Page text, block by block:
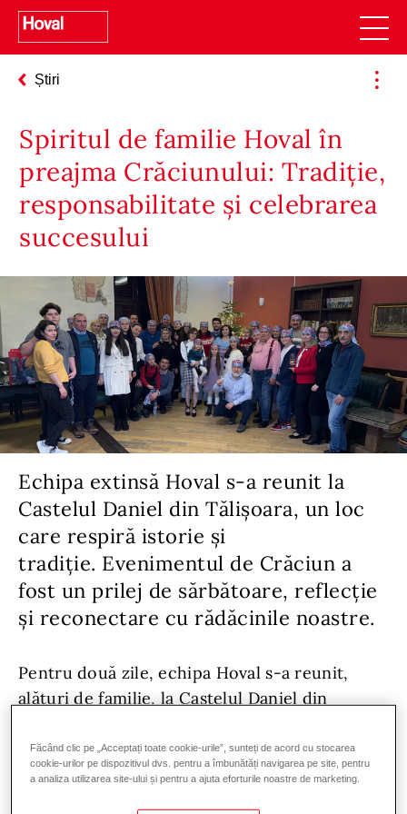
Știri
Spiritul de familie Hoval în
preajma Crăciunului: Tradiție,
responsabilitate și celebrarea
succesului
Echipa extinsă Hoval s-a reunit la
Castelul Daniel din Tălișoara, un loc
care respiră istorie și
tradiție. Evenimentul de Crăciun a
fost un prilej de sărbătoare, reflecție
și reconectare cu rădăcinile noastre.
Pentru două zile, echipa Hoval s-a reunit,
alături de familie, la Castelul Daniel din
și tradiție. Asemenea acestui castel cu
arhitectura sa renascentistă și clasicistă,
Făcând clic pe „Acceptați toate cookie-urile”, sunteți de acord cu stocarea
cookie-urilor pe dispozitivul dvs. pentru a îmbunătăți navigarea pe site, pentru
a analiza utilizarea site-ului și pentru a ajuta eforturile noastre de marketing.